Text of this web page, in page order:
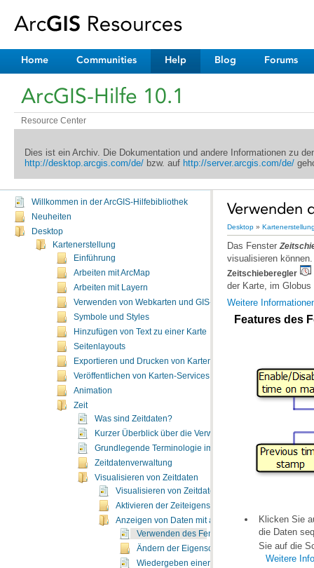
Home Communities Help Blog Forums
ArcGIS-Hilfe 10.1
Resource Center
Dies ist ein Archiv. Die Dokumentation und andere Informationen zu
http://desktop.arcgis.com/de/bzw. auf http://server.arcgis.com/de/
Willkommen in der ArcGIS-Hilfebibliothek
Neuheiten
Desktop
Kartenerstellung
Einführung
Arbeiten mit ArcMap
Arbeiten mit Layern
Verwenden von Webkarten und GIS-Services
Symbole und Styles
Hinzufügen von Text zu einer Karte
Seitenlayouts
Exportieren und Drucken von Karten
Veröffentlichen von Karten-Services
Animation
Zeit
Was sind Zeitdaten?
Kurzer Überblick über die Verwaltung und Visualisierung
Grundlegende Terminologie im Zusammenhang mit
Zeitdatenverwaltung
Visualisieren von Zeitdaten
Visualisieren von Zeitdaten
Aktivieren der Zeiteigenschaften für Daten
Anzeigen von Daten mit aktivierten
Verwenden des Fensters "Zeitschieberegler"
Ändern der Eigenschaften des
Wiedergeben einer Zeitvisualisierung
Verwenden
Desktop »
Das Fenster
visualisieren
Zeitschieberegler
der Karte, im
Weitere
Features des
Klicken Sie
Sie auf die
Weitere